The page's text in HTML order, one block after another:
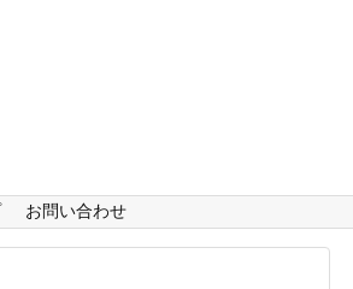
お問い合わせ